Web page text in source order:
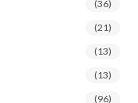
(36)
(21)
(13)
(13)
(96)